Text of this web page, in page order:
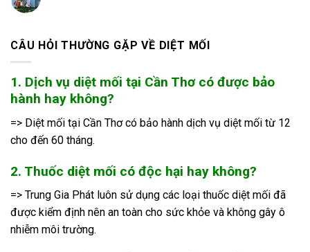
CÂU HỎI THƯỜNG GẶP VỀ DIỆT MỐI
1. Dịch vụ diệt mối tại Cần Thơ có được bảo
hành hay không?
=> Diệt mối tại Cần Thơ có bảo hành dịch vụ diệt mối từ 12
cho đến 60 tháng.
2. Thuốc diệt mối có độc hại hay không?
=> Trung Gia Phát luôn sử dụng các loại thuốc diệt mối đã
được kiểm định nên an toàn cho sức khỏe và không gây ô
nhiễm môi trường.